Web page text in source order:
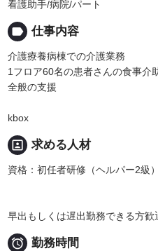
看護助手/病院/パート
label 仕事内容
介護療養病棟での介護業務
1フロア60名の患者さんの食事介
全般の支援
kbox
portrait 求める人材
資格：初任者研修（ヘルパー2級
早出もしくは遅出勤務できる方歓
 勤務時間